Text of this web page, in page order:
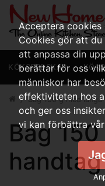
KÖKSREDSKAP
Bag 150 g med
Bag
Acceptera
Cookies gör att du
att anpassa din
berättar för oss
människor har
effektiviteten hos
och ger oss
vi kan förbättra